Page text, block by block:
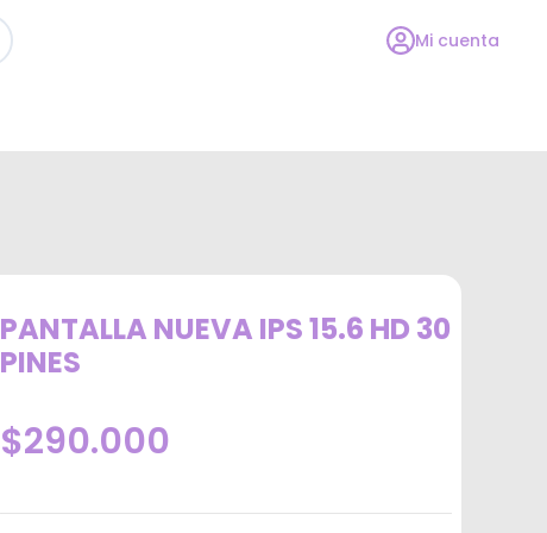
Mi cuenta
PANTALLA NUEVA IPS 15.6 HD 30
PINES
$290.000